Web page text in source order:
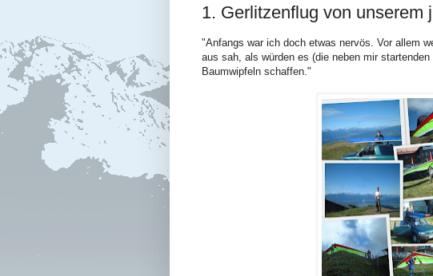
1. Gerlitzenflug von unserem
"Anfangs war ich doch etwas nervös. Vor allem
aus sah, als würden es (die neben mir
Baumwipfeln schaffen."